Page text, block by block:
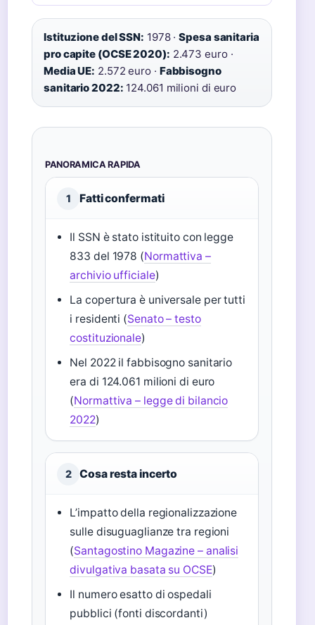
Istituzione del SSN: 1978 ·Spesa sanitaria
pro capite (OCSE 2020): 2.473 euro ·
Media UE: 2.572 euro · Fabbisogno
sanitario 2022: 124.061 milioni di euro
PANORAMICA RAPIDA
1 Fatti confermati
Il SSN è stato istituito con legge
833 del 1978 (Normattiva –
archivio ufficiale)
La copertura è universale per tutti
i residenti (Senato – testo
costituzionale)
Nel 2022 il fabbisogno sanitario
era di 124.061 milioni di euro
(Normattiva – legge di bilancio
2022)
2 Cosa resta incerto
L’impatto della regionalizzazione
sulle disuguaglianze tra regioni
(Santagostino Magazine – analisi
divulgativa basata su OCSE)
Il numero esatto di ospedali
pubblici (fonti discordanti)